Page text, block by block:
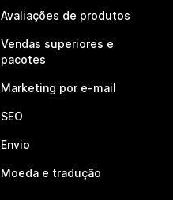
Avaliações de produtos
Vendas superiores e
pacotes
Marketing por e-mail
SEO
Envio
Moeda e tradução